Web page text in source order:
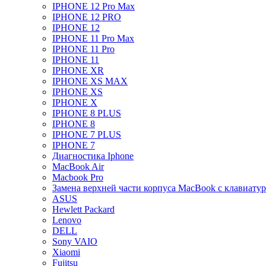
IPHONE 12 Pro Max
IPHONE 12 PRO
IPHONE 12
IPHONE 11 Pro Max
IPHONE 11 Pro
IPHONE 11
IPHONE XR
IPHONE XS MAX
IPHONE XS
IPHONE X
IPHONE 8 PLUS
IPHONE 8
IPHONE 7 PLUS
IPHONE 7
Диагностика Iphone
MacBook Air
Macbook Pro
Замена верхней части корпуса MacBook с
ASUS
Hewlett Packard
Lenovo
DELL
Sony VAIO
Xiaomi
Fujitsu